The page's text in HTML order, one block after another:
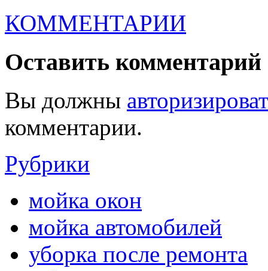
КОММЕНТАРИИ
Оставить комментарий
Вы должны
комментарии.
Рубрики
мойка окон
мойка автомобилей
уборка после ремонта